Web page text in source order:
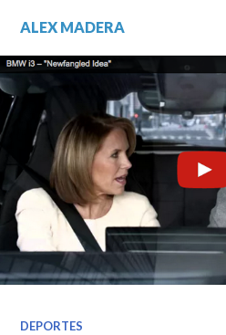
contenido.
ALEX MADERA
DEPORTES